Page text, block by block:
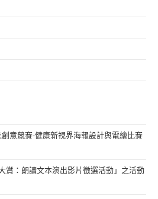
意競賽-健康新視界海報設計與電繪比賽
賞：朗讀文本演出影片徵選活動」之活動